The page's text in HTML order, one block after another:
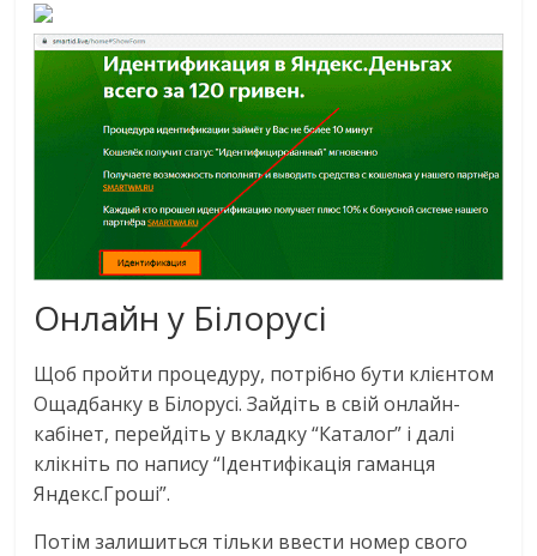
Онлайн у Білорусі
Щоб пройти процедуру, потрібно бути клієнтом
Ощадбанку в Білорусі. Зайдіть в свій онлайн-
кабінет, перейдіть у вкладку “Каталог” і далі
клікніть по напису “Ідентифікація гаманця
Яндекс.Гроші”.
Потім залишиться тільки ввести номер свого